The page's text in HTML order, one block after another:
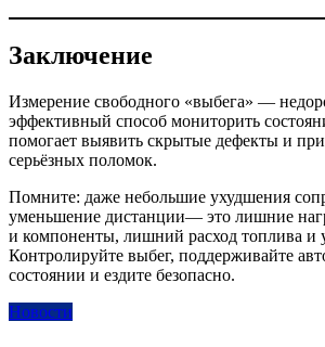
Заключение
Измерение свободного «выбега» —
эффективный способ мониторить
помогает выявить скрытые дефекты и
серьёзных поломок.
Помните: даже небольшие ухудшения
уменьшение дистанции— это лишние
и компоненты, лишний расход топлива и
Контролируйте выбег, поддерживайте
состоянии и ездите безопасно.
Новости